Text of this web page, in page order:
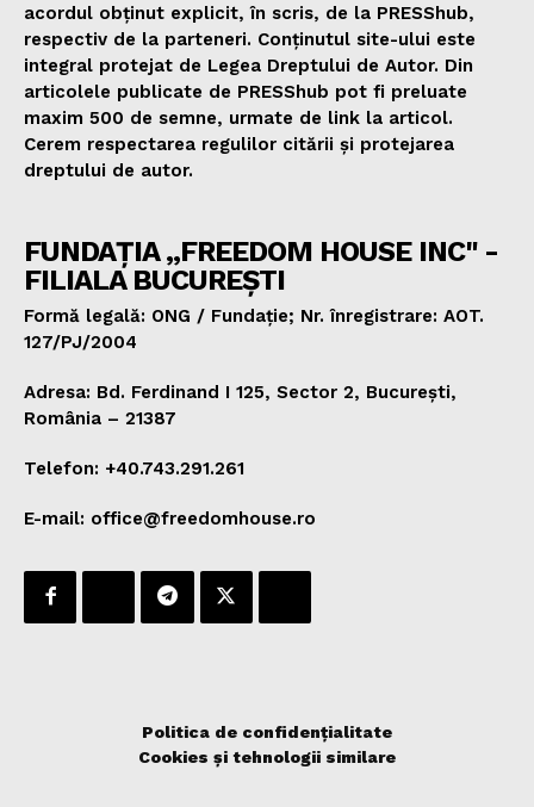
acordul obținut explicit, în scris, de la PRESShub,
respectiv de la parteneri. Conținutul site-ului este
integral protejat de Legea Dreptului de Autor. Din
articolele publicate de PRESShub pot fi preluate
maxim 500 de semne, urmate de link la articol.
Cerem respectarea regulilor citării și protejarea
dreptului de autor.
FUNDAȚIA „FREEDOM HOUSE INC" -
FILIALA BUCUREȘTI
Formă legală: ONG / Fundație; Nr. înregistrare: AOT.
127/PJ/2004
Adresa: Bd. Ferdinand I 125, Sector 2, București,
România – 21387
Telefon: +40.743.291.261
E-mail: office@freedomhouse.ro
Politica de confidențialitate
Cookies și tehnologii similare